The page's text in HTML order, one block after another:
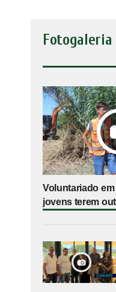
Fotogaleria
Voluntariado
jovens terem